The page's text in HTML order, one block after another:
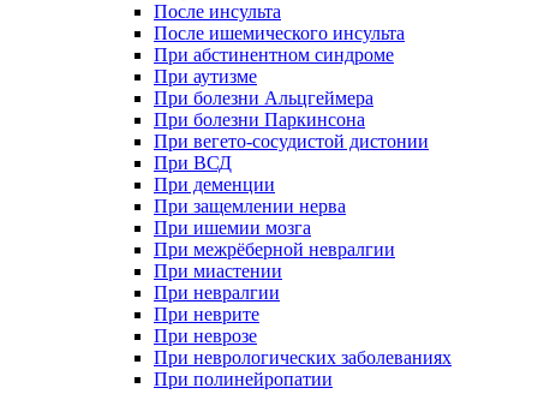
После инсульта
После ишемического инсульта
При абстинентном синдроме
При аутизме
При болезни Альцгеймера
При болезни Паркинсона
При вегето-сосудистой дистонии
При ВСД
При деменции
При защемлении нерва
При ишемии мозга
При межрёберной невралгии
При миастении
При невралгии
При неврите
При неврозе
При неврологических заболеваниях
При полинейропатии